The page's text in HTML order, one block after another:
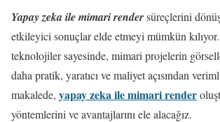
Yapay zeka ile mimari rendersüreçlerini
etkileyici sonuçlar elde etmeyi mümkün
teknolojiler sayesinde, mimari projelerin
daha pratik, yaratıcı ve maliyet açısından
makalede, yapay zeka ile mimari render
yöntemlerini ve avantajlarını ele alacağız.